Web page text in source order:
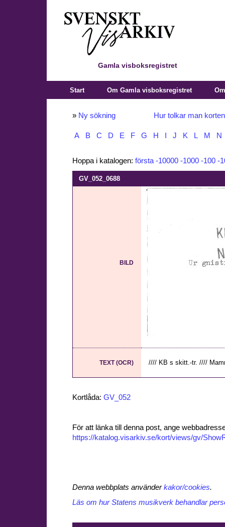
Gamla visboksregistret
Start Om Gamla visboksregistret
» Ny sökning Hur tolkar man
A B C D E F G H J K L M N
Hoppa i katalogen: första -10000 -1000 -100 -
GV_052_0688
BILD
TEXT (OCR) //// KB s skitt.-tr. ////
Kortlåda: GV_052
För att länka till denna post, ange
https://katalog.visarkiv.se/kort/views/gv/
Denna webbplats använderkakor/cookies.
Läs om hur Statens musikverk behandlar